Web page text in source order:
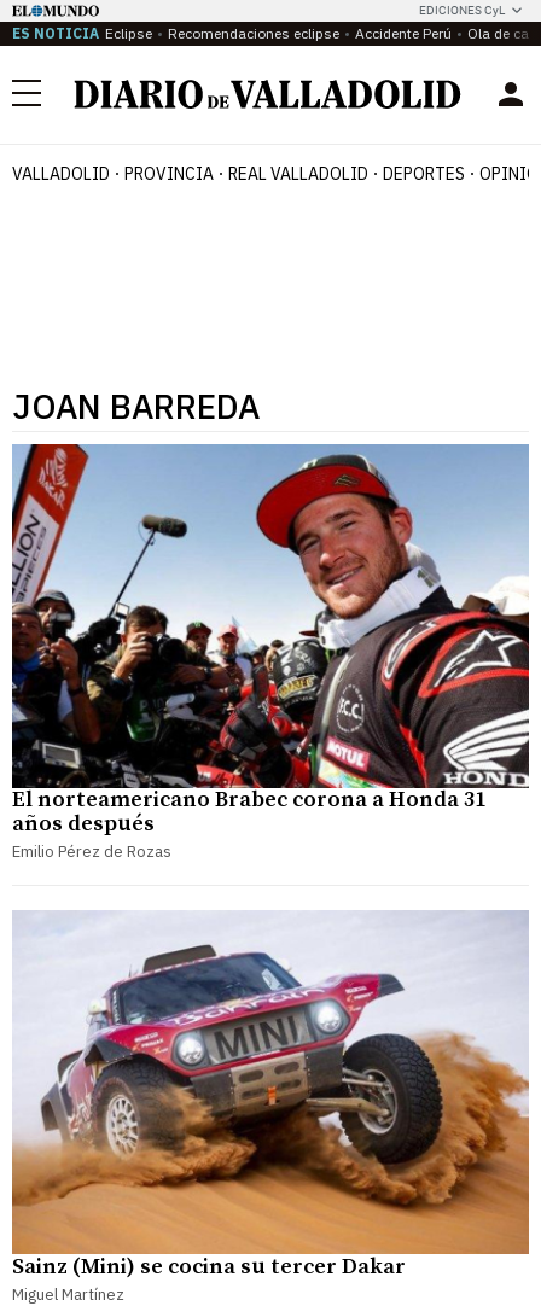
EDICIONES CyL
ES NOTICIA Eclipse Recomendaciones eclipse Accidente Perú Ola de
Menú
VALLADOLID PROVINCIA REAL VALLADOLID DEPORTES
JOAN BARREDA
El norteamericano Brabec corona a Honda 31
años después
Emilio Pérez de Rozas
Sainz (Mini) se cocina su tercer Dakar
Miguel Martínez